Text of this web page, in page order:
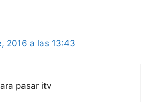
2016 a las 13:43
pasar itv